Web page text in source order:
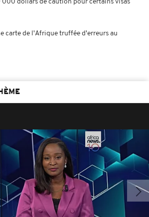
000 dollars de caution pour certains visas
carte de l'Afrique truffée d'erreurs au